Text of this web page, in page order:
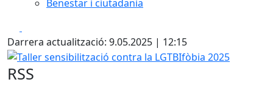
Benestar i ciutadania
Darrera actualització: 9.05.2025 | 12:15
Taller sensibilització contra la LGTBIfòbia 2025
RSS